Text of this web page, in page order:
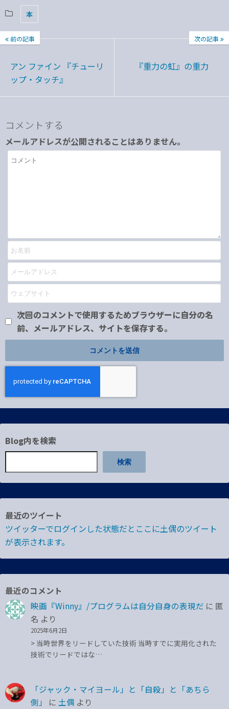
本
前の記事
アン ファイン 『チューリ
ップ・タッチ』
次の記事
『重力の虹』の重力
コメントする
メールアドレスが公開されることはありません。
次回のコメントで使用するためブラウザーに自分の名
前、メールアドレス、サイトを保存する。
Blog内を検索
検索
最近のツイート
ツイッターでログインした状態だとここに土偶のツイート
が表示されます。
最近のコメント
映画『Winny』/プログラムは自分自身の表現だ に 匿
名 より
2025年6月2日
> 当時世界をリードしていた技術 当時すでに実用化された
技術でリードではな…
「ジャック・マイヨール」と「自殺」と「あちら
側」
に 土偶 より